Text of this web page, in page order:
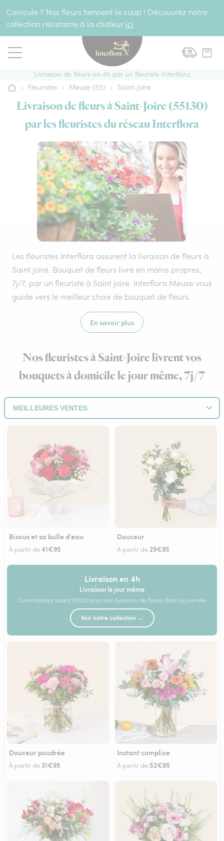
Canicule ? Nos fleurs tiennent le coup ! Découvrez notre
collection résistante à la chaleur ici
Livraison de fleurs en 4h par un fleuriste Interflora
Accueil
› Fleuristes › Meuse (55) › Saint-Joire
Livraison de fleurs à Saint-Joire (55130)
par les fleuristes du réseau Interflora
Les fleuristes Interflora assurent la livraison de fleurs à
Saint joire. Bouquet de fleurs livré en mains propres,
7j/7, par un fleuriste à Saint joire. Interflora Meuse vous
guide vers le meilleur choix de bouquet de fleurs.
En savoir plus
Nos fleuristes à Saint-Joire livrent vos
bouquets à domicile le jour même, 7j/7
Bisous et sa bulle d'eau
À partir de41€95
Douceur
À partir de 29€95
Livraison en 4h
Livraison le jour même
Commandez avant 17h00 pour une livraison de fleurs dans la journée
Voir notre collection →
Douceur poudrée
À partir de 31€95
Instant complice
À partir de 52€95